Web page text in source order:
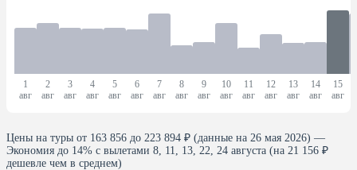
1
авг
2
авг
3
авг
4
авг
5
авг
6
авг
7
авг
8
авг
9
авг
10
авг
11
авг
12
авг
13
авг
14
авг
15
авг
Цены на туры от 163 856 до 223 894 ₽ (данные на 26 мая 2026) —
Экономия до 14% с вылетами 8, 11, 13, 22, 24 августа (на 21 156 ₽
дешевле чем в среднем)